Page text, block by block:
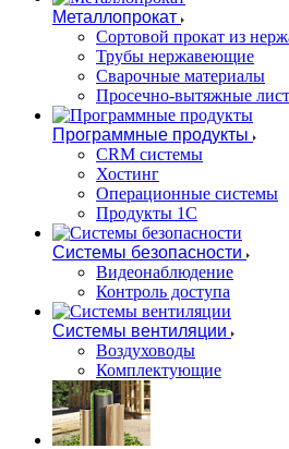
Металлопрокат
Сортовой прокат из
Трубы нержавеющие
Сварочные материалы
Просечно-вытяжные
Программные продукты
CRM системы
Хостинг
Операционные системы
Продукты 1С
Системы безопасности
Видеонаблюдение
Контроль доступа
Системы вентиляции
Воздуховоды
Комплектующие